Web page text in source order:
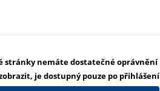
stránky nemáte dostatečné oprávnění
je dostupný pouze po přihlášení